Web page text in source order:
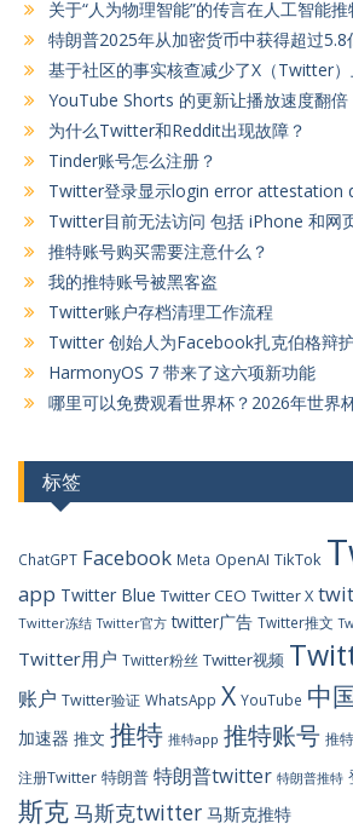
关于“人为物理智能”的传言在人工智能
特朗普2025年从加密货币中获得超过5.8
基于社区的事实核查减少了X（Twitter
YouTube Shorts 的更新让播放速度翻倍
为什么Twitter和Reddit出现故障？
Tinder账号怎么注册？
Twitter登录显示login error attestation
Twitter目前无法访问 包括 iPhone 和网
推特账号购买需要注意什么？
我的推特账号被黑客盗
Twitter账户存档清理工作流程
Twitter 创始人为Facebook扎克伯格辩护
HarmonyOS 7 带来了这六项新功能
哪里可以免费观看世界杯？2026年世界
标签
ChatGPT Facebook Meta OpenAI TikTok
app Twitter Blue Twitter CEO Twitter X
Twitter冻结 Twitter官方 twitter广告 Twitter推文
Twitter用户 Twitter粉丝 Twitter视频
账户 Twitter验证 WhatsApp X YouTube 中
加速器 推文 推特 推特app 推特账号 推
注册Twitter 特朗普 特朗普twitter 特朗普推特
斯克马斯克twitter 马斯克推特